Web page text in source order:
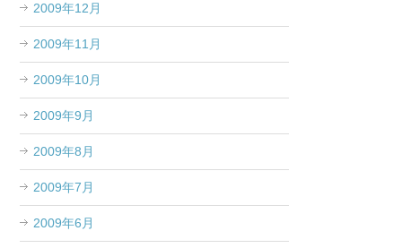
2009年12月
2009年11月
2009年10月
2009年9月
2009年8月
2009年7月
2009年6月